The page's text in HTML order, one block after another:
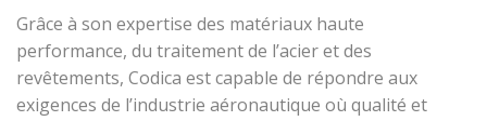
Microcâbles
pour
industriel
armé Push pull
Embouts
Réa/poulie de
type MP
coussinet
Grâce à son expertise des matériaux haute
performance, du traitement de l’acier et des
revêtements, Codica est capable de répondre aux
exigences de l’industrie aéronautique où qualité et